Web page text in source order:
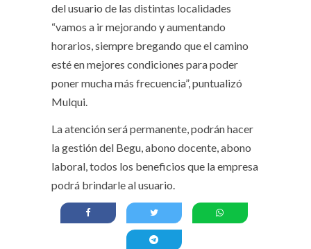
del usuario de las distintas localidades
“vamos a ir mejorando y aumentando
horarios, siempre bregando que el camino
esté en mejores condiciones para poder
poner mucha más frecuencia”, puntualizó
Mulqui.
La atención será permanente, podrán hacer
la gestión del Begu, abono docente, abono
laboral, todos los beneficios que la empresa
podrá brindarle al usuario.